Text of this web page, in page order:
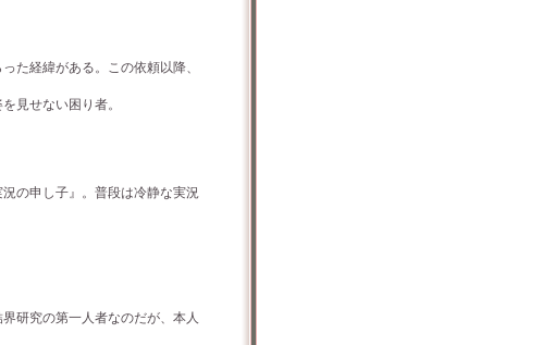
た経緯がある。この依頼以降、
見せない困り者。
の申し子』。普段は冷静な実況
研究の第一人者なのだが、本人